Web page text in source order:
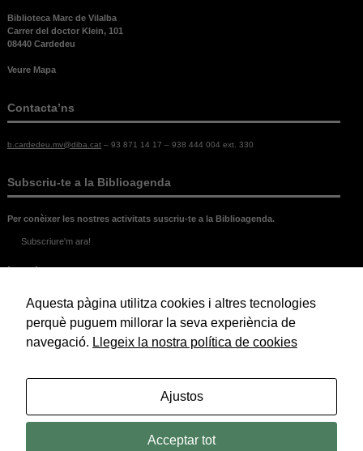
Biblioteca Marc de Vilalba
Carrer del doctor Klein, 101
08440 Cardedeu
Veure Mapa
Contacta’ns
b.cardedeu.mv@diba.cat– 93 871 14 17 – 938 444 004 ext. 330
Subscriu-te a la Biblioagenda
Per conèixer les nostres activitats suscriu-te a la Biblioagenda.
Subscriure'm ara!
Legal
Política de Cookies
Política de Privacitat
Avís Legal
Aquesta pàgina utilitza cookies i altres tecnologies
perquè puguem millorar la seva experiència de
navegació. Llegeix la nostra política de cookies
Ajustos
Acceptar tot